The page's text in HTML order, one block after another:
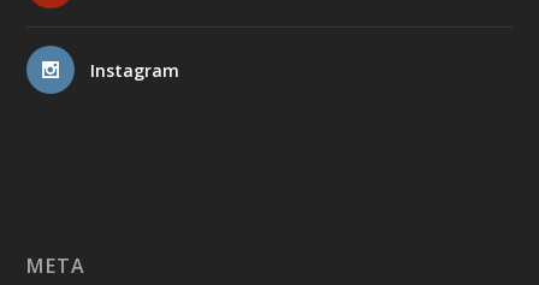
Instagram
META